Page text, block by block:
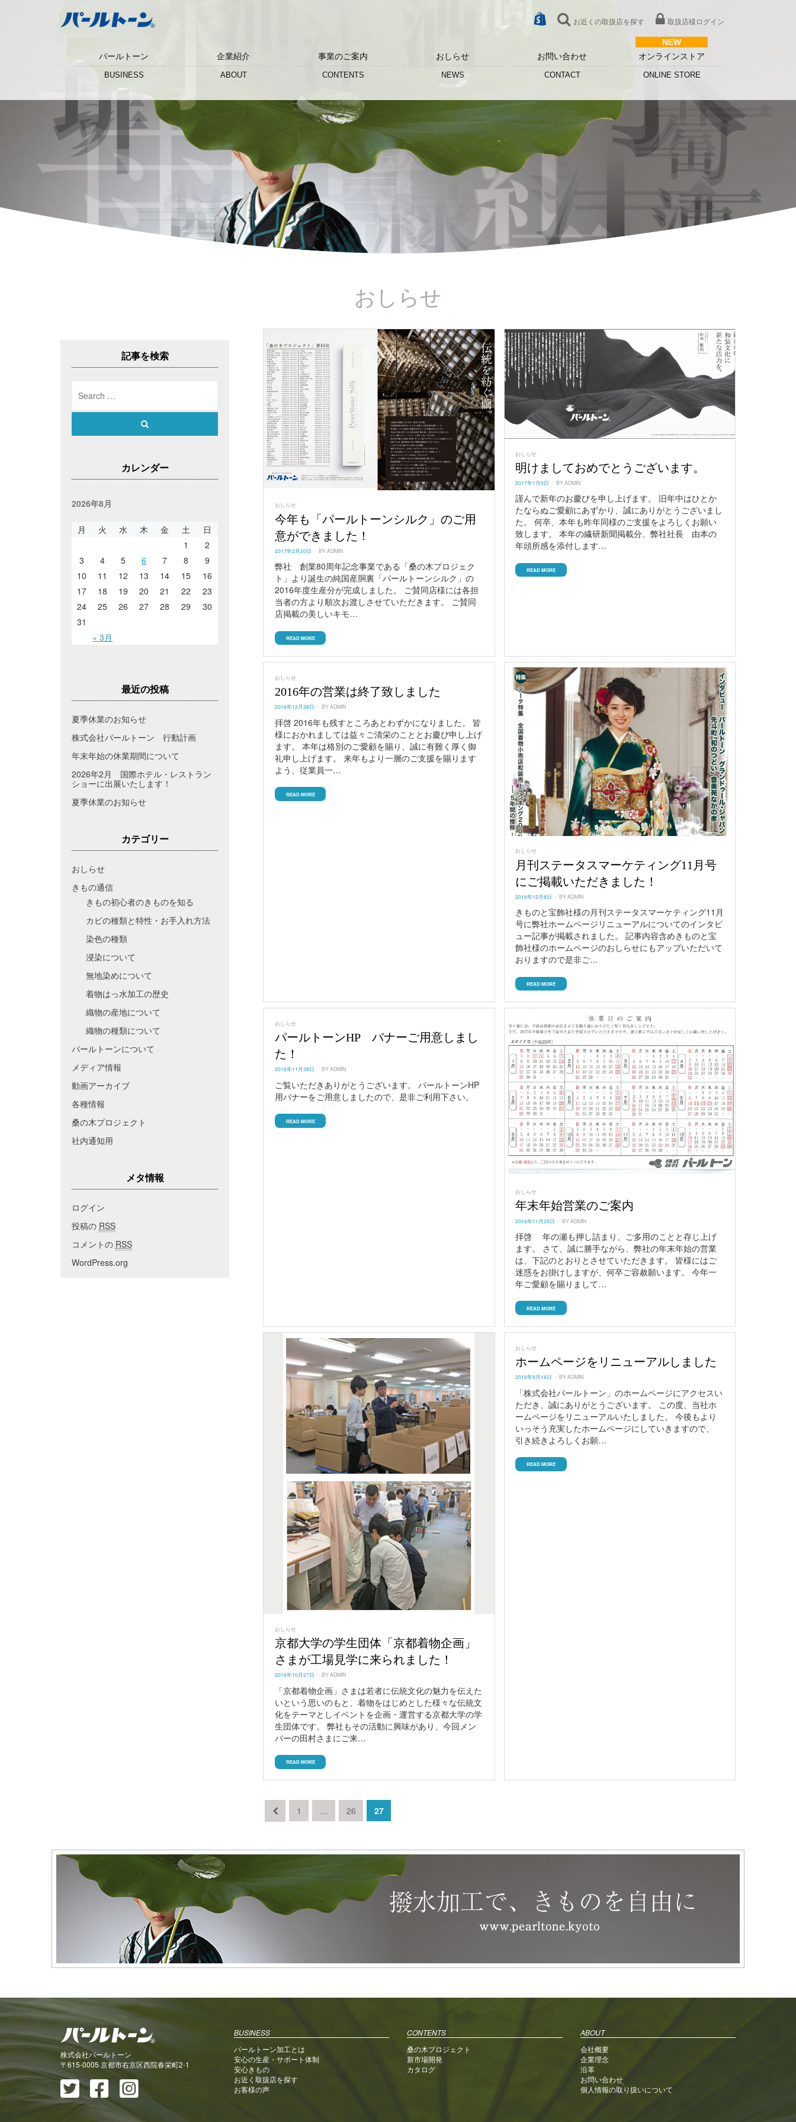
お近くの取扱店を探す 取扱店様ログイン
パールトーン
BUSINESS
企業紹介
ABOUT
事業のご案内
CONTENTS
おしらせ
NEWS
お問い合わせ
CONTACT
オンラインストア
ONLINE STORE
おしらせ
おしらせ
今年も「パールトーンシルク」のご用
意ができました！
POSTED
2017年2月20日 BYADMIN
弊社 創業80周年記念事業である「桑の木プロジェク
ト」より誕生の純国産胴裏「パールトーンシルク」の
2016年度生産分が完成しました。 ご賛同店様には各担
当者の方より順次お渡しさせていただきます。 ご賛同
店掲載の美しいキモ…
READ MORE
おしらせ
明けましておめでとうございます。
POSTED
2017年1月5日 BYADMIN
謹んで新年のお慶びを申し上げます。 旧年中はひとか
たならぬご愛顧にあずかり、誠にありがとうございまし
た。 何卒、本年も昨年同様のご支援をよろしくお願い
致します。 本年の繊研新聞掲載分、弊社社長 由本の
年頭所感を添付します…
READ MORE
おしらせ
2016年の営業は終了致しました
POSTED
2016年12月28日 BYADMIN
拝啓 2016年も残すところあとわずかになりました。 皆
様におかれましては益々ご清栄のこととお慶び申し上げ
ます。 本年は格別のご愛顧を賜り、誠に有難く厚く御
礼申し上げます。 来年もより一層のご支援を賜ります
よう、従業員一…
READ MORE
おしらせ
月刊ステータスマーケティング11月号
にご掲載いただきました！
POSTED
2016年12月8日 BYADMIN
きものと宝飾社様の月刊ステータスマーケティング11月
号に弊社ホームページリニューアルについてのインタビ
ュー記事が掲載されました。 記事内容含めきものと宝
飾社様のホームページのおしらせにもアップいただいて
おりますので是非ご…
READ MORE
おしらせ
パールトーンHP バナーご用意しまし
た！
POSTED
2016年11月28日 BYADMIN
ご覧いただきありがとうございます。 パールトーンHP
用バナーをご用意しましたので、是非ご利用下さい。
READ MORE
おしらせ
年末年始営業のご案内
POSTED
2016年11月25日 BYADMIN
拝啓 年の瀬も押し詰まり、ご多用のことと存じ上げ
ます。 さて、誠に勝手ながら、弊社の年末年始の営業
は、下記のとおりとさせていただきます。 皆様にはご
迷惑をお掛けしますが、何卒ご容赦願います。 今年一
年ご愛顧を賜りまして…
READ MORE
おしらせ
京都大学の学生団体「京都着物企画」
さまが工場見学に来られました！
POSTED
2016年10月27日 BYADMIN
「京都着物企画」さまは若者に伝統文化の魅力を伝えた
いという思いのもと、着物をはじめとした様々な伝統文
化をテーマとしイベントを企画・運営する京都大学の学
生団体です。 弊社もその活動に興味があり、今回メン
バーの田村さまにご来…
READ MORE
おしらせ
ホームページをリニューアルしました
POSTED
2016年9月16日 BYADMIN
「株式会社パールトーン」のホームページにアクセスい
ただき、誠にありがとうございます。 この度、当社ホ
ームページをリニューアルいたしました。 今後もより
いっそう充実したホームページにしていきますので、
引き続きよろしくお願…
READ MORE
投
稿
ナ
ゲ
ー
ン
PREVIOUS
PAGE
PAGE
1 … PAGE
26 PAGE
27
記事を検索
for:
カレンダー
2026年8月
月 火 水 木 金 土 日
« 3月
1
2
3
4 5 6 7 8
9
10
11 12 13 14 15
16
17
18 19 20 21 22
23
24
25 26 27 28 29
30
31
最近の投稿
夏季休業のお知らせ
株式会社パールトーン 行動計画
年末年始の休業期間について
2026年2月 国際ホテル・レストラン
ショーに出展いたします！
夏季休業のお知らせ
カテゴリー
おしらせ
きもの通信
きもの初心者のきものを知る
カビの種類と特性・お手入れ方法
染色の種類
浸染について
無地染めについて
着物はっ水加工の歴史
織物の産地について
織物の種類について
パールトーンについて
メディア情報
動画アーカイブ
各種情報
桑の木プロジェクト
社内通知用
メタ情報
ログイン
投稿の RSS
コメントの RSS
WordPress.org
株式会社パールトーン
〒615-0005 京都市右京区西院春栄町2-1
BUSINESS
パールトーン加工とは
安心の生産・サポート体制
安心きもの
お近く取扱店を探す
お客様の声
CONTENTS
桑の木プロジェクト
新市場開発
カタログ
ABOUT
会社概要
企業理念
沿革
お問い合わせ
個人情報の取り扱いについて